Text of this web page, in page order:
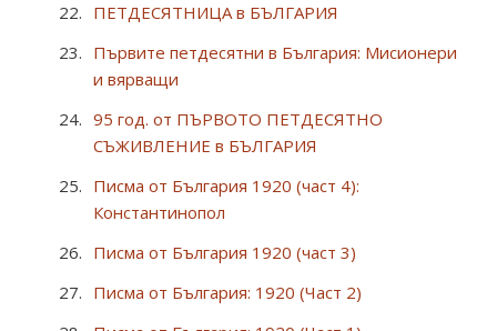
ПЕТДЕСЯТНИЦА в БЪЛГАРИЯ
Първите петдесятни в България: Мисионери
и вярващи
95 год. от ПЪРВОТО ПЕТДЕСЯТНО
СЪЖИВЛЕНИЕ в БЪЛГАРИЯ
Писма от България 1920 (част 4):
Константинопол
Писма от България 1920 (част 3)
Писма от България: 1920 (Част 2)